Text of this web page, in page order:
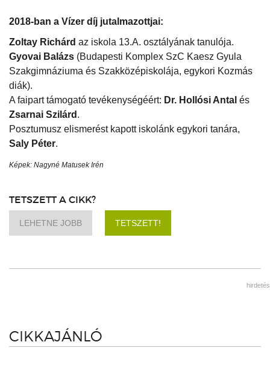
2018-ban a Vízer díj jutalmazottjai:
Zoltay Richárd az iskola 13.A. osztályának tanulója.
Gyovai Balázs (Budapesti Komplex SzC Kaesz Gyula
Szakgimnáziuma és Szakközépiskolája, egykori Kozmás
diák).
A faipart támogató tevékenységéért: Dr. Hollósi Antal és
Zsarnai Szilárd .
Posztumusz elismerést kapott iskolánk egykori tanára,
Saly Péter.
Képek: Nagyné Matusek Irén
TETSZETT A CIKK?
LEHETNE JOBB TETSZETT!
hirdetés
CIKKAJÁNLÓ